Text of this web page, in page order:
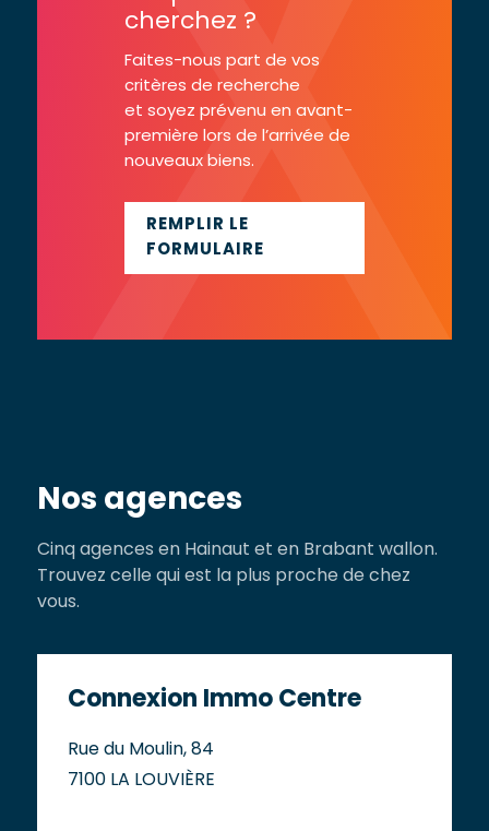
cherchez ?
Faites-nous part de vos
critères de recherche
et soyez prévenu en avant-
première lors de l’arrivée de
nouveaux biens.
REMPLIR LE
FORMULAIRE
Nos agences
Cinq agences en Hainaut et en Brabant wallon.
Trouvez celle qui est la plus proche de chez
vous.
Connexion Immo Centre
Rue du Moulin, 84
7100 LA LOUVIÈRE